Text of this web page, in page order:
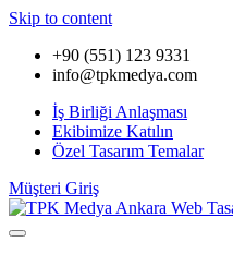
Skip to content
+90 (551) 123 9331
info@tpkmedya.com
İş Birliği Anlaşması
Ekibimize Katılın
Özel Tasarım Temalar
Müşteri Giriş